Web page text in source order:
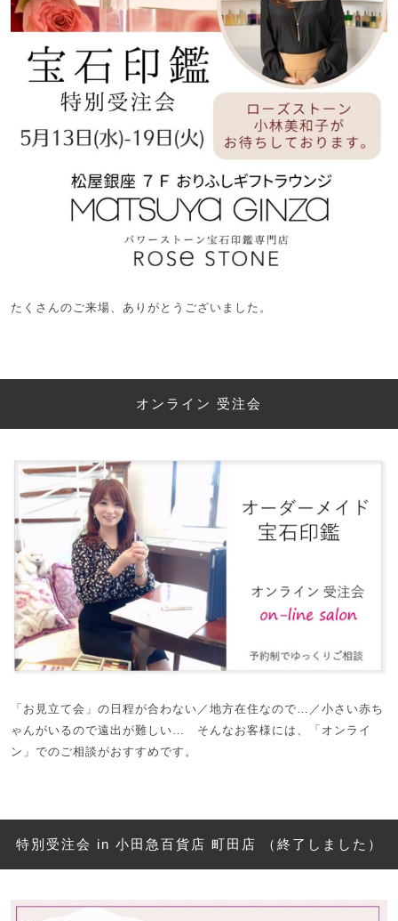
たくさんのご来場、ありがとうございました。
オンライン 受注会
「お見立て会」の日程が合わない／地方在住なので…／小さい赤ち
ゃんがいるので遠出が難しい… そんなお客様には、「オンライ
ン」でのご相談がおすすめです。
特別受注会 in 小田急百貨店 町田店 （終了しました）